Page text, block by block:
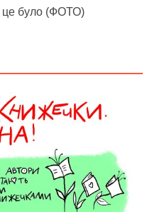
це було (ФОТО)